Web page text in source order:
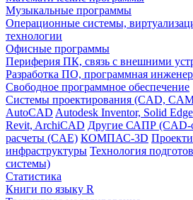
Музыкальные программы
Операционные системы,
технологии
Офисные программы
Периферия ПК, связь с внешними
Разработка ПО, программная
Свободное программное обеспечение
Системы проектирования (CAD,
AutoCAD Autodesk Inventor, Solid Edge
Revit, ArchiCAD Другие САПР (CAD-
расчеты (CAE) КОМПАС-3D
инфраструктуры Технология
системы)
Статистика
Книги по языку R